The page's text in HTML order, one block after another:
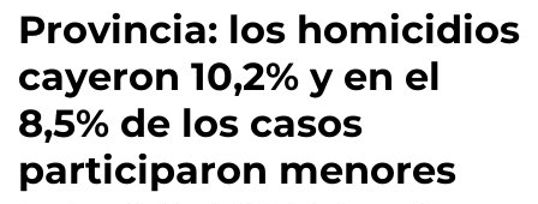
Provincia: los homicidios
cayeron 10,2% y en el
8,5% de los casos
participaron menores